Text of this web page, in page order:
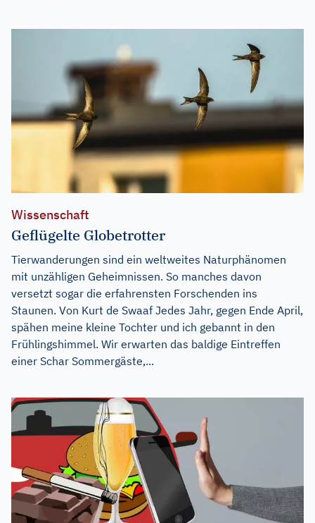
Wissenschaft
Geflügelte Globetrotter
Tierwanderungen sind ein weltweites Naturphänomen
mit unzähligen Geheimnissen. So manches davon
versetzt sogar die erfahrensten Forschenden ins
Staunen. Von Kurt de Swaaf Jedes Jahr, gegen Ende April,
spähen meine kleine Tochter und ich gebannt in den
Frühlingshimmel. Wir erwarten das baldige Eintreffen
einer Schar Sommergäste,...